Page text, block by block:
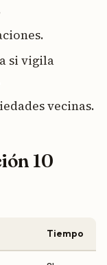
si vigila
vecinas.
10
Tiempo